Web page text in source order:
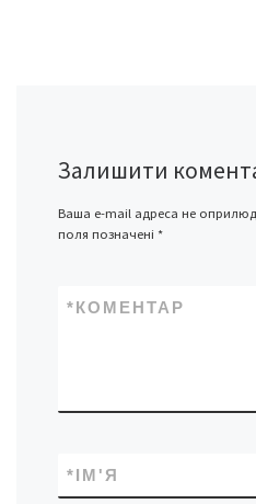
Залишити
Ваша e-mail адреса не
поля позначені *
КОМЕНТАР
*
ІМ'Я
*